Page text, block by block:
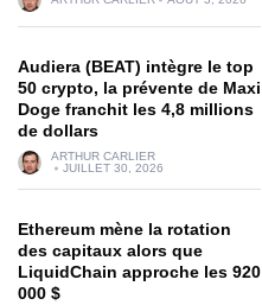
Audiera (BEAT) intègre le top
50 crypto, la prévente de Maxi
Doge franchit les 4,8 millions
de dollars
ARTHUR CARLIER
JUILLET 30, 2026
Ethereum mène la rotation
des capitaux alors que
LiquidChain approche les 920
000 $